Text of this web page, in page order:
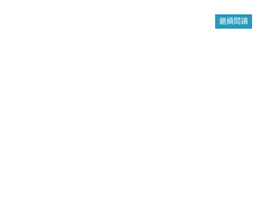
繼續閱讀